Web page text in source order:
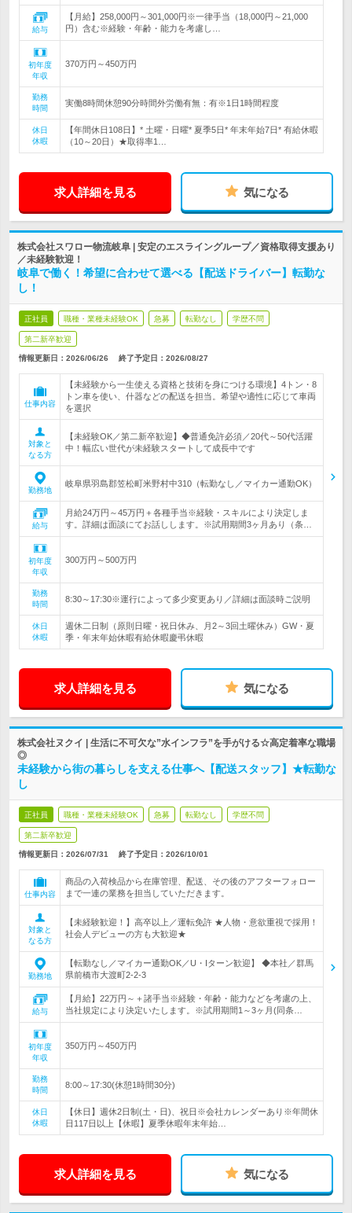
給与
【月給】258,000円～301,000円※一律手当（18,000円～21,000
円）含む※経験・年齢・能力を考慮し…
初年度
年収
370万円～450万円
勤務
時間
実働8時間休憩90分時間外労働有無：有※1日1時間程度
休日
休暇
【年間休日108日】* 土曜・日曜* 夏季5日* 年末年始7日* 有給休暇
（10～20日）★取得率1…
求人詳細を見る 気になる
株式会社スワロー物流岐阜 | 安定のエスライングループ／資格取得支援あり
／未経験歓迎！
岐阜で働く！希望に合わせて選べる【配送ドライバー】転勤な
し！
正社員 職種・業種未経験OK 急募 転勤なし 学歴不問
第二新卒歓迎
情報更新日：2026/06/26 終了予定日： 2026/08/27
仕事内容
【未経験から一生使える資格と技術を身につける環境】4トン・8
トン車を使い、什器などの配送を担当。希望や適性に応じて車両
を選択
対象と
なる方
【未経験OK／第二新卒歓迎】◆普通免許必須／20代～50代活躍
中！幅広い世代が未経験スタートして成長中です
勤務地
岐阜県羽島郡笠松町米野村中310（転勤なし／マイカー通勤OK）
給与
月給24万円～45万円＋各種手当※経験・スキルにより決定しま
す。詳細は面談にてお話しします。※試用期間3ヶ月あり（条…
初年度
年収
300万円～500万円
勤務
時間
8:30～17:30※運行によって多少変更あり／詳細は面談時ご説明
休日
休暇
週休二日制（原則日曜・祝日休み、月2～3回土曜休み）GW・夏
季・年末年始休暇有給休暇慶弔休暇
求人詳細を見る 気になる
株式会社ヌクイ | 生活に不可欠な”水インフラ”を手がける☆高定着率な職場
◎
未経験から街の暮らしを支える仕事へ【配送スタッフ】★転勤な
し
正社員 職種・業種未経験OK 急募 転勤なし 学歴不問
第二新卒歓迎
情報更新日：2026/07/31 終了予定日： 2026/10/01
仕事内容
商品の入荷検品から在庫管理、配送、その後のアフターフォロー
まで一連の業務を担当していただきます。
対象と
なる方
【未経験歓迎！】高卒以上／運転免許 ★人物・意欲重視で採用！
社会人デビューの方も大歓迎★
勤務地
【転勤なし／マイカー通勤OK／U・Iターン歓迎】 ◆本社／群馬
県前橋市大渡町2-2-3
給与
【月給】22万円～＋諸手当※経験・年齢・能力などを考慮の上、
当社規定により決定いたします。※試用期間1～3ヶ月(同条…
初年度
年収
350万円～450万円
勤務
時間
8:00～17:30(休憩1時間30分)
休日
休暇
【休日】週休2日制(土・日)、祝日※会社カレンダーあり※年間休
日117日以上【休暇】夏季休暇年末年始…
求人詳細を見る 気になる